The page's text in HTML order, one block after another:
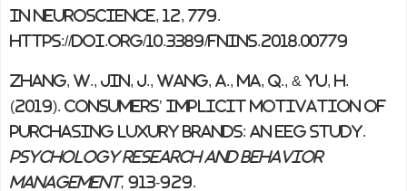
in neuroscience 12 , 779.
https://doi.org/10.3389/fnins.2018.00779
Zhang, W., Jin, J., Wang, A., Ma, Q., & Yu, H.
(2019). Consumers’ implicit motivation of
purchasing luxury brands: an EEG study.
Psychology research and behavior
management, 913-929.